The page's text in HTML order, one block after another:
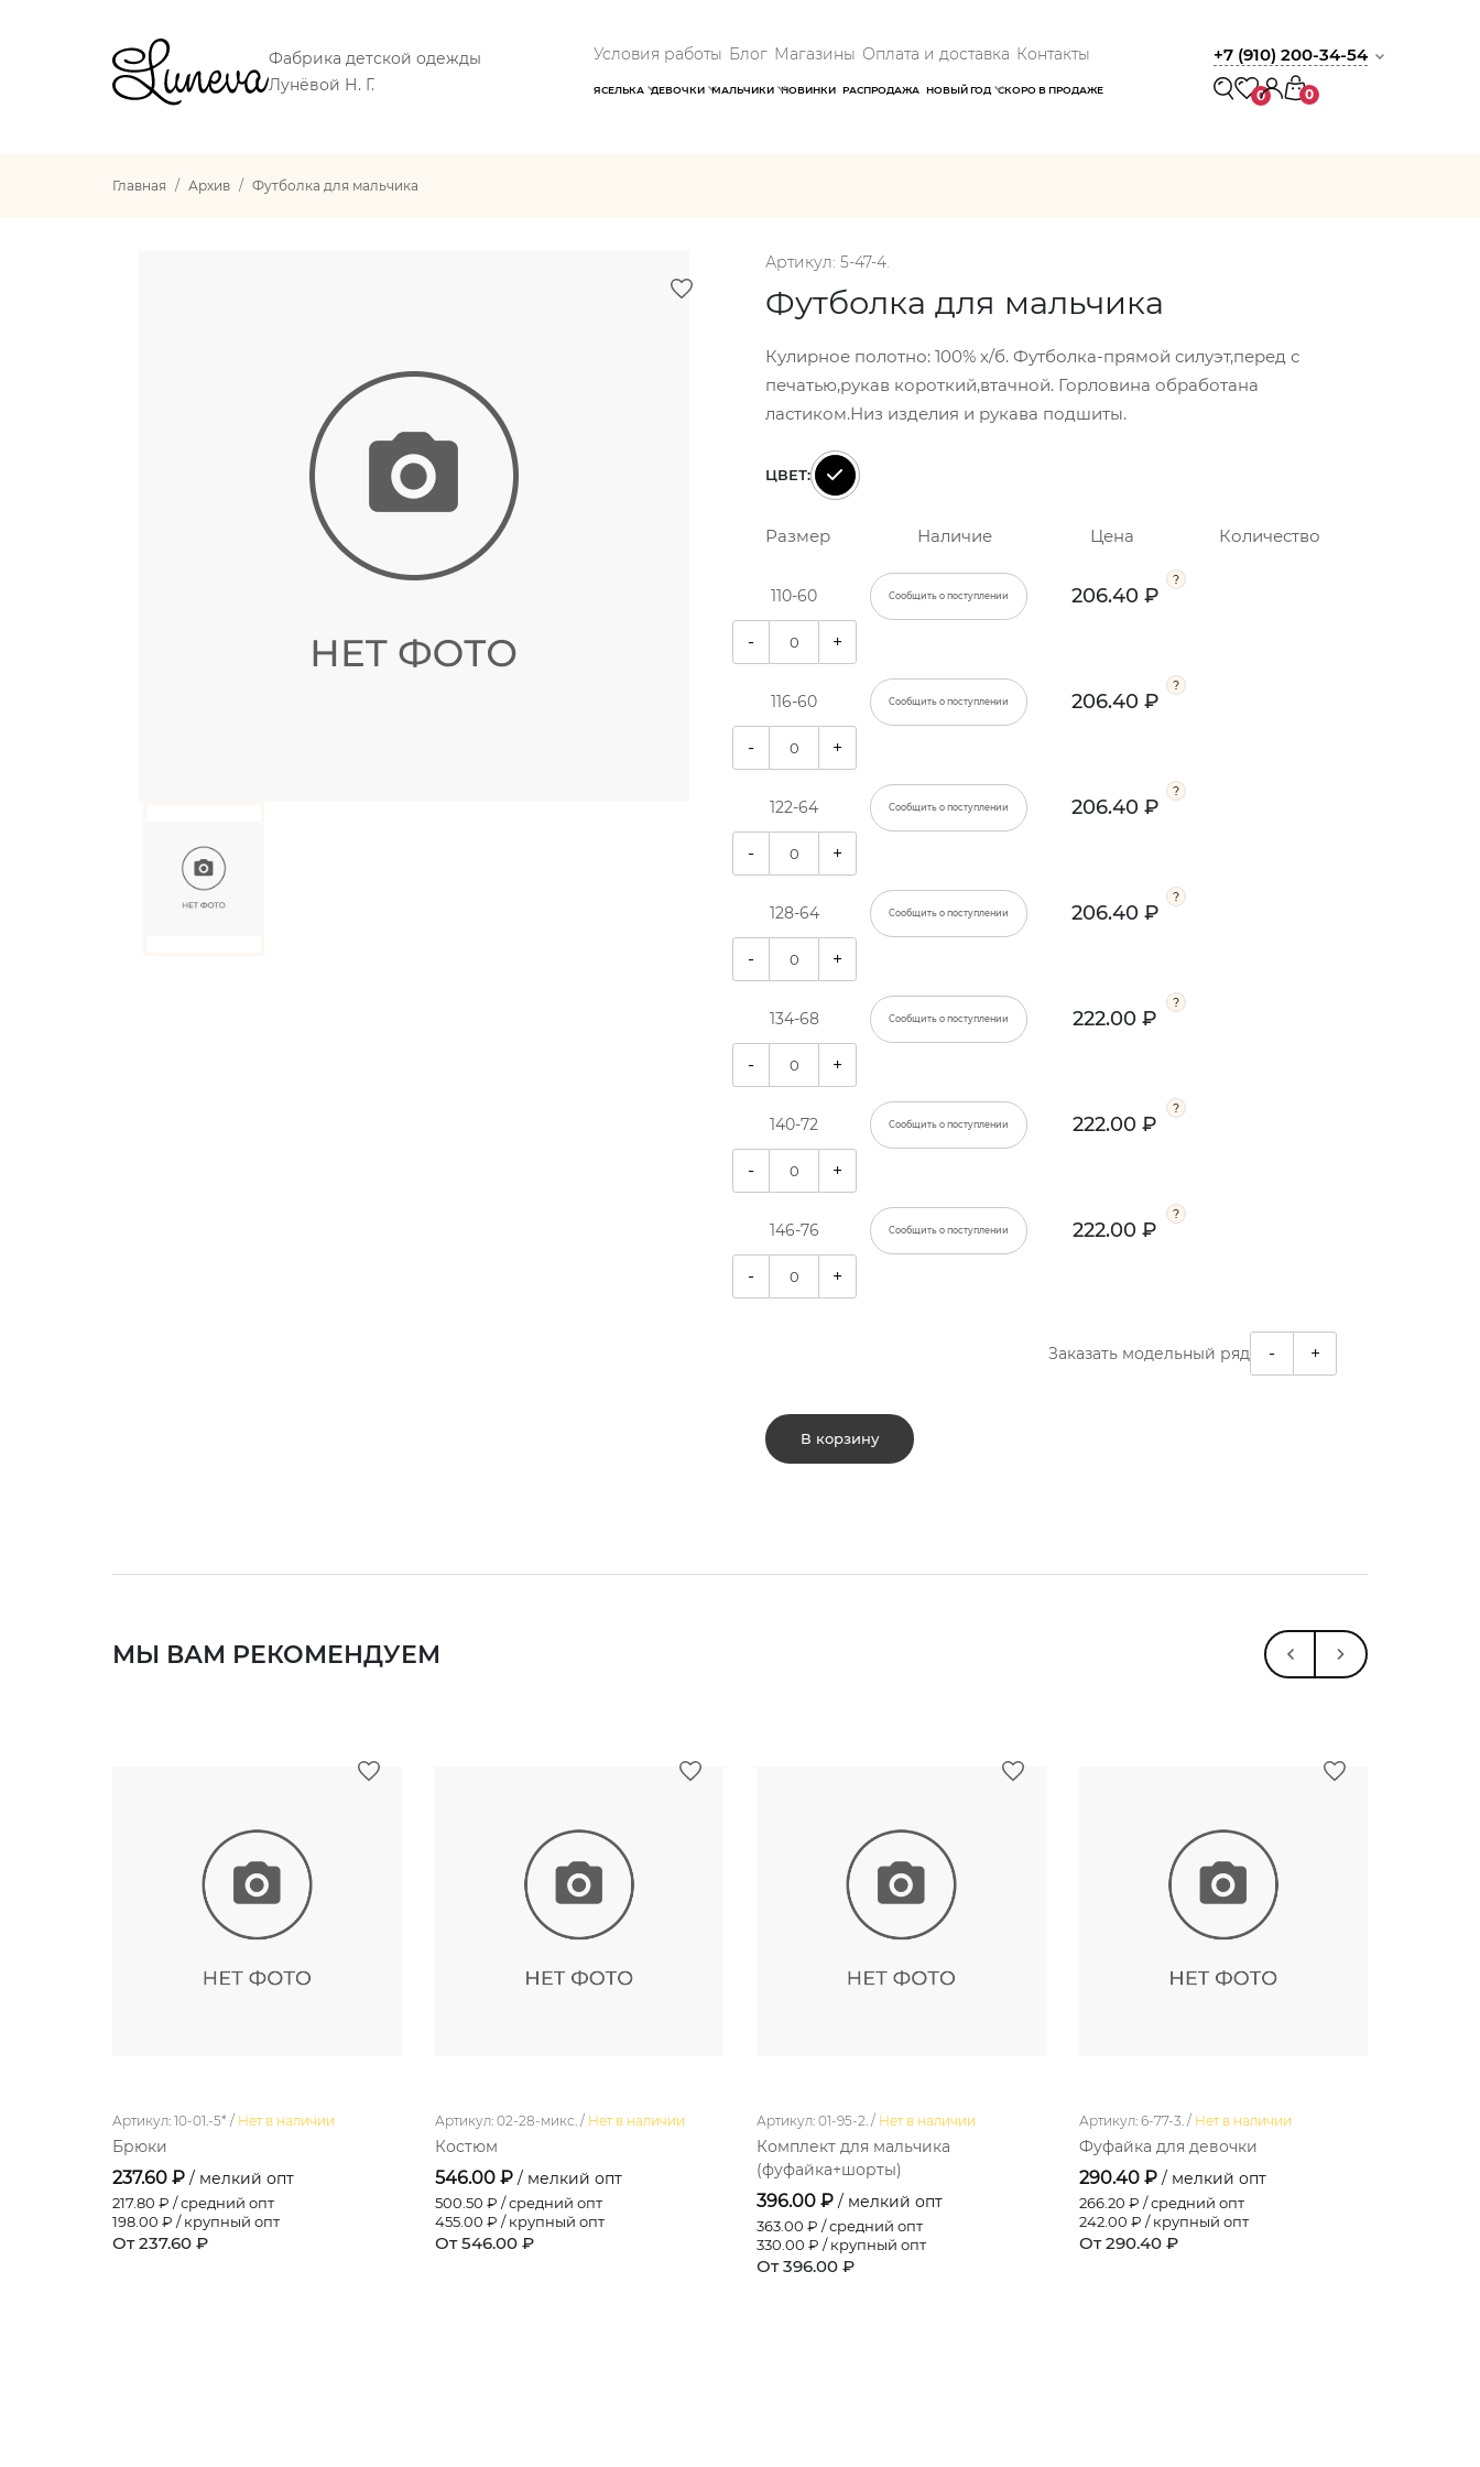
Фабрика детской одежды
Лунёвой Н. Г.
Условия работы Блог Магазины Оплата и доставка Контакты
ЯСЕЛЬКА ДЕВОЧКИ МАЛЬЧИКИ НОВИНКИ РАСПРОДАЖА НОВЫЙ ГОД СКОРО В ПРОДАЖЕ
+7 (910) 200-34-54
0 0
Главная Архив Футболка для мальчика
Артикул: 5-47-4.
Футболка для мальчика
Кулирное полотно: 100% х/б. Футболка-прямой силуэт,перед с
печатью,рукав короткий,втачной. Горловина обработана
ластиком.Низ изделия и рукава подшиты.
ЦВЕТ:
Размер Наличие Цена Количество
110-60 Сообщить о поступлении 206.40 ₽
- +
116-60 Сообщить о поступлении 206.40 ₽
- +
122-64 Сообщить о поступлении 206.40 ₽
- +
128-64 Сообщить о поступлении 206.40 ₽
- +
134-68 Сообщить о поступлении 222.00 ₽
- +
140-72 Сообщить о поступлении 222.00 ₽
- +
146-76 Сообщить о поступлении 222.00 ₽
- +
Заказать модельный ряд - +
В корзину
МЫ ВАМ РЕКОМЕНДУЕМ
Артикул: 10-01.-5* / Нет в наличии
Брюки
237.60 ₽ / мелкий опт
217.80 ₽ / средний опт
198.00 ₽ / крупный опт
От 237.60 ₽
Артикул: 02-28-микс. / Нет в наличии
Костюм
546.00 ₽ / мелкий опт
500.50 ₽ / средний опт
455.00 ₽ / крупный опт
От 546.00 ₽
Артикул: 01-95-2. / Нет в наличии
Комплект для мальчика
(фуфайка+шорты)
396.00 ₽ / мелкий опт
363.00 ₽ / средний опт
330.00 ₽ / крупный опт
От 396.00 ₽
Артикул: 6-77-3. / Нет в наличии
Фуфайка для девочки
290.40 ₽ / мелкий опт
266.20 ₽ / средний опт
242.00 ₽ / крупный опт
От 290.40 ₽